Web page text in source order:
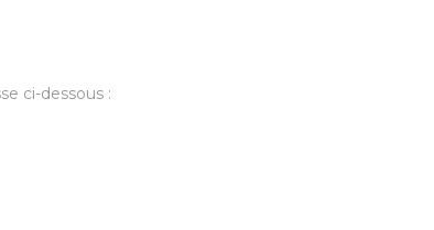
ci-dessous :